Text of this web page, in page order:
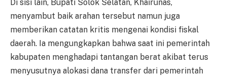
Di sisi lain, Bupati Solok Selatan, Khairunas,
menyambut baik arahan tersebut namun juga
memberikan catatan kritis mengenai kondisi fiskal
daerah. Ia mengungkapkan bahwa saat ini pemerintah
kabupaten menghadapi tantangan berat akibat terus
menyusutnya alokasi dana transfer dari pemerintah